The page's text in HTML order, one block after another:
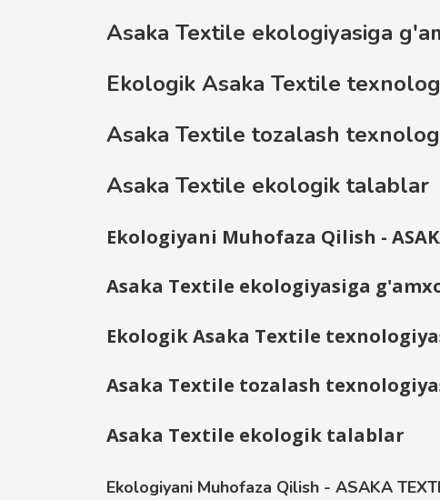
Asaka Textile ekologiyasiga
Ekologik Asaka Textile
Asaka Textile tozalash
Asaka Textile ekologik talablar
Ekologiyani Muhofaza Qilish -
Asaka Textile ekologiyasiga
Ekologik Asaka Textile
Asaka Textile tozalash
Asaka Textile ekologik talablar
Ekologiyani Muhofaza Qilish - ASAKA